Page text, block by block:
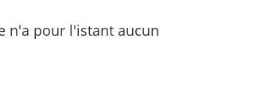
n'a pour l'istant aucun